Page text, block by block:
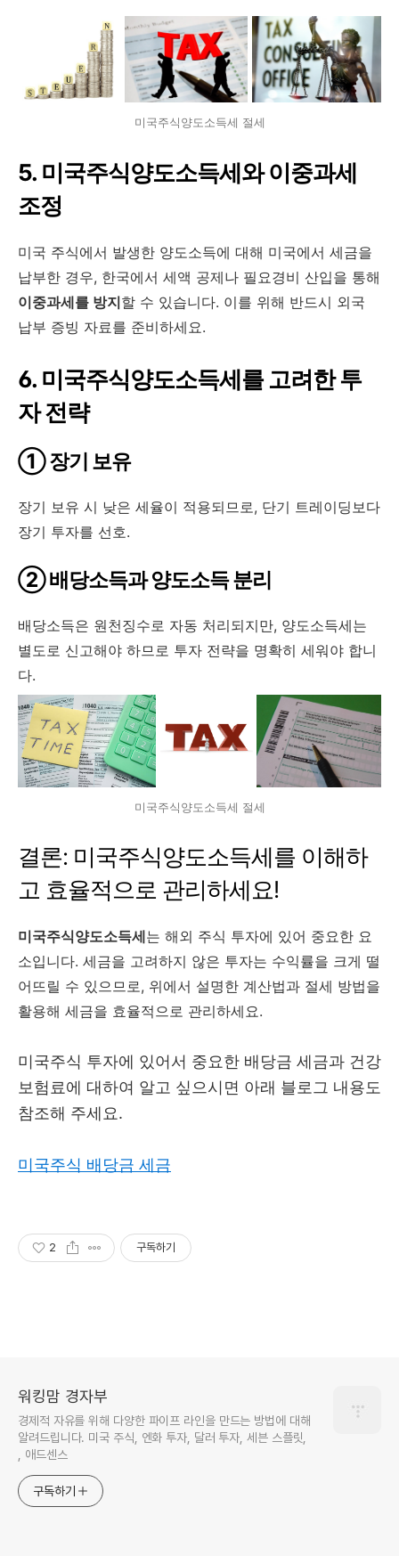
미국주식양도소득세 절세
5. 미국주식양도소득세와 이중과세
조정
미국 주식에서 발생한 양도소득에 대해 미국에서 세금을
납부한 경우, 한국에서 세액 공제나 필요경비 산입을 통해
이중과세를 방지할 수 있습니다. 이를 위해 반드시 외국
납부 증빙 자료를 준비하세요.
6. 미국주식양도소득세를 고려한 투
자 전략
① 장기 보유
장기 보유 시 낮은 세율이 적용되므로, 단기 트레이딩보다
장기 투자를 선호.
② 배당소득과 양도소득 분리
배당소득은 원천징수로 자동 처리되지만, 양도소득세는
별도로 신고해야 하므로 투자 전략을 명확히 세워야 합니
다.
미국주식양도소득세 절세
결론: 미국주식양도소득세를 이해하
고 효율적으로 관리하세요!
미국주식양도소득세는 해외 주식 투자에 있어 중요한 요
소입니다. 세금을 고려하지 않은 투자는 수익률을 크게 떨
어뜨릴 수 있으므로, 위에서 설명한 계산법과 절세 방법을
활용해 세금을 효율적으로 관리하세요.
미국주식 투자에 있어서 중요한 배당금 세금과 건강
보험료에 대하여 알고 싶으시면 아래 블로그 내용도
참조해 주세요.
미국주식 배당금 세금
2 구독하기
워킹맘 경자부
경제적 자유를 위해 다양한 파이프 라인을 만드는 방법에 대해
알려드립니다. 미국 주식, 엔화 투자, 달러 투자, 세븐 스플릿,
, 애드센스
구독하기